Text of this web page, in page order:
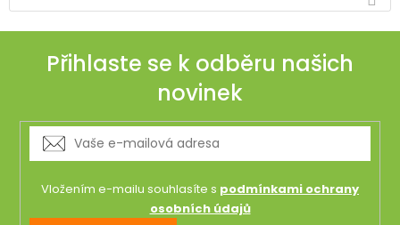
Přihlaste se k odběru našich
novinek
Vložením e-mailu souhlasíte s podmínkami ochrany
osobních údajů